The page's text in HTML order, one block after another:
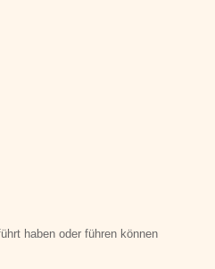
haben oder führen können